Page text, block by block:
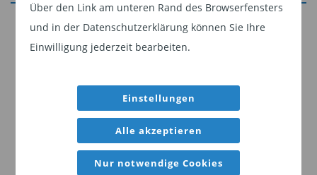
Über den Link am unteren Rand des Browserfensters
und in der Datenschutzerklärung können Sie Ihre
Einwilligung jederzeit bearbeiten.
Einstellungen
Alle akzeptieren
Nur notwendige Cookies
Deals wollten wir die Chancen in dieser neuen
Phase des Optimismus genau beurteilen.
Das Management der Pharmaunternehmen
zeigte sich auf der diesjährigen Konferenz
deutlich optimistischer, was auf ein klareres
regulatorisches Umfeld unter der aktuellen US-
Jetzt weiterlesen
Dieser Inhalt ist für professionelle Anleger
Sie, dass Sie ein professioneller Anleger sind
und stimmen unsererDatenschutzerklärung
zu.
Weiter